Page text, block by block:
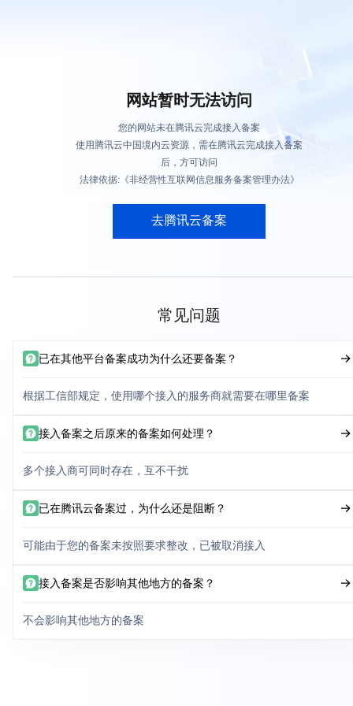
网站暂时无法访问
您的网站未在腾讯云完成接入备案
使用腾讯云中国境内云资源，需在腾讯云完成接入备案
后，方可访问
法律依据:《非经营性互联网信息服务备案管理办法》
去腾讯云备案
常见问题
已在其他平台备案成功为什么还要备案？
根据工信部规定，使用哪个接入的服务商就需要在哪里备案
接入备案之后原来的备案如何处理？
多个接入商可同时存在，互不干扰
已在腾讯云备案过，为什么还是阻断？
可能由于您的备案未按照要求整改，已被取消接入
接入备案是否影响其他地方的备案？
不会影响其他地方的备案